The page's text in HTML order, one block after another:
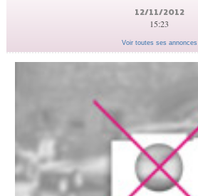
12/11/2012
15:23
Voir toutes ses annonces